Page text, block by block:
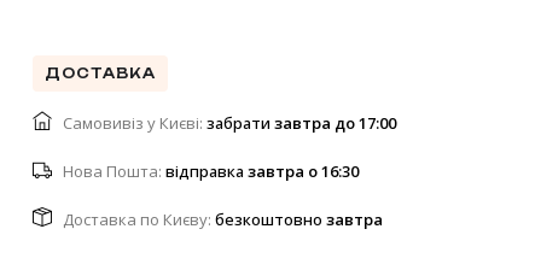
ДОСТАВКА
Самовивіз у Києві: забрати завтра до 17:00
Нова Пошта: відправка завтра о 16:30
Доставка по Києву: безкоштовно завтра